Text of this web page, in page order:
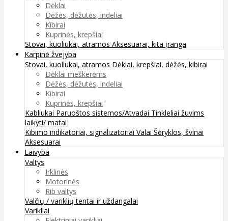
Dėklai
Dėžės, dėžutės, indeliai
Kibirai
Kuprinės, krepšiai
Stovai, kuoliukai, atramos Aksesuarai, kita įranga
Karpinė žvejyba
Stovai, kuoliukai, atramos Dėklai, krepšiai, dėžės, kibirai
Dėklai meškerėms
Dėžės, dėžutės, indeliai
Kibirai
Kuprinės, krepšiai
Kabliukai Paruoštos sistemos/Atvadai Tinkleliai žuvims
laikyti/ matai
Kibimo indikatoriai, signalizatoriai Valai Šėryklos, švinai
Aksesuarai
Laivyba
Valtys
Irklinės
Motorinės
Rib valtys
Valčių / variklių tentai ir uždangalai
Varikliai